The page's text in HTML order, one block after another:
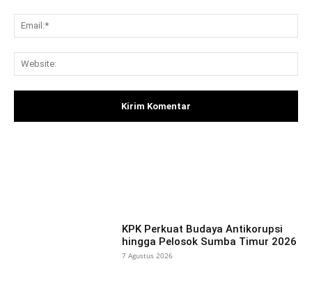
KPK Perkuat Budaya Antikorupsi
hingga Pelosok Sumba Timur 2026
7 Agustus 2026